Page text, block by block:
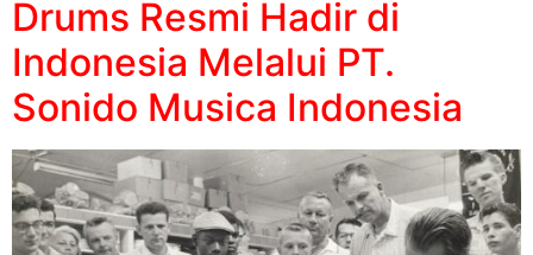
Drums Resmi Hadir di
Indonesia Melalui PT.
Sonido Musica Indonesia